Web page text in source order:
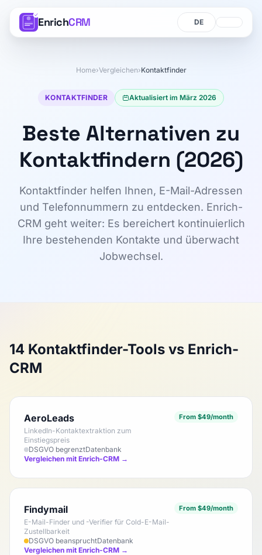
EnrichCRM Sprache
Sprache
Home›Vergleichen›Kontaktfinder
KONTAKTFINDER Aktualisiert im März 2026
Beste Alternativen zu
Kontaktfindern (2026)
Kontaktfinder helfen Ihnen, E-Mail-Adressen
und Telefonnummern zu entdecken. Enrich-
CRM geht weiter: Es bereichert kontinuierlich
Ihre bestehenden Kontakte und überwacht
Jobwechsel.
14 Kontaktfinder-Tools vs Enrich-
CRM
AeroLeads
LinkedIn-Kontaktextraktion zum
Einstiegspreis
From $49/month
DSGVO begrenztDatenbank
Vergleichen mit Enrich-CRM →
Findymail
E-Mail-Finder und -Verifier für Cold-E-Mail-
Zustellbarkeit
From $49/month
DSGVO beanspruchtDatenbank
Vergleichen mit Enrich-CRM →